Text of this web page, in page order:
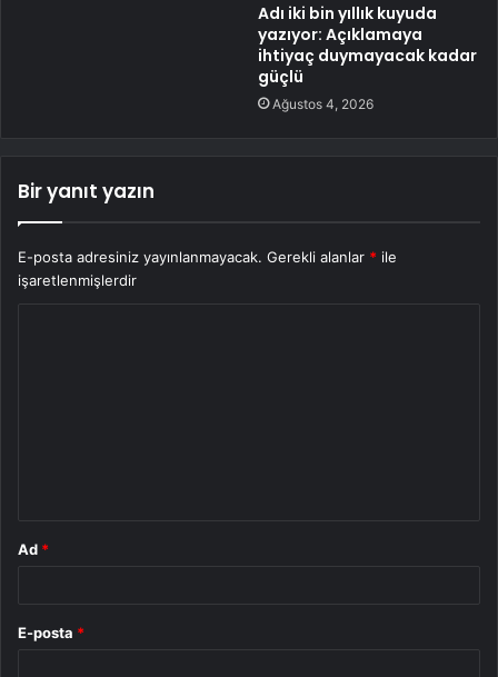
Adı iki bin yıllık kuyuda
yazıyor: Açıklamaya
ihtiyaç duymayacak kadar
güçlü
Ağustos 4, 2026
Bir yanıt yazın
E-posta adresiniz yayınlanmayacak. Gerekli alanlar * ile
işaretlenmişlerdir
Ad *
E-posta *